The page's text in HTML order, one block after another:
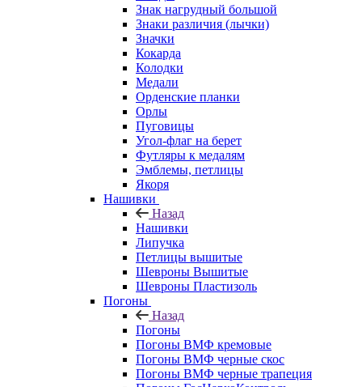
Знак нагрудный большой
Знаки различия (лычки)
Значки
Кокарда
Колодки
Медали
Орденские планки
Орлы
Пуговицы
Угол-флаг на берет
Футляры к медалям
Эмблемы, петлицы
Якоря
Нашивки
Назад
Нашивки
Липучка
Петлицы вышитые
Шевроны Вышитые
Шевроны Пластизоль
Погоны
Назад
Погоны
Погоны ВМФ кремовые
Погоны ВМФ черные скос
Погоны ВМФ черные трапеция